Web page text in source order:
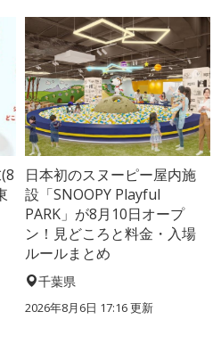
日本初のスヌーピー屋内施
設「SNOOPY Playful
PARK」が8月10日オープ
ン！見どころと料金・入場
ルールまとめ
千葉県
2026年8月6日 17:16更新